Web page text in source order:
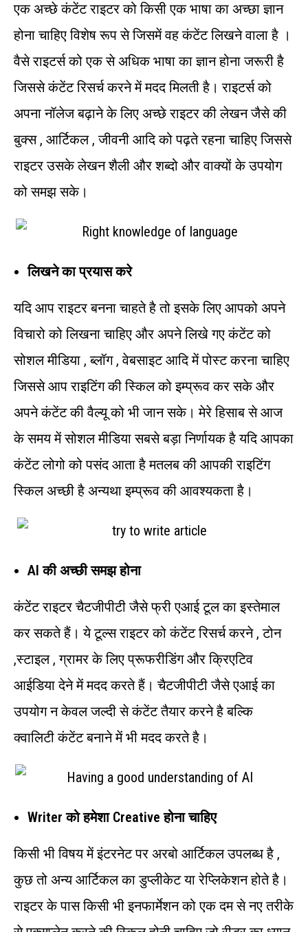
एक अच्छे कंटेंट राइटर को किसी एक भाषा का अच्छा ज्ञान
होना चाहिए विशेष रूप से जिसमें वह कंटेंट लिखने वाला है ।
वैसे राइटर्स को एक से अधिक भाषा का ज्ञान होना जरूरी है
जिससे कंटेंट रिसर्च करने में मदद मिलती है। राइटर्स को
अपना नॉलेज बढ़ाने के लिए अच्छे राइटर की लेखन जैसे की
बुक्स , आर्टिकल , जीवनी आदि को पढ़ते रहना चाहिए जिससे
राइटर उसके लेखन शैली और शब्दो और वाक्यों के उपयोग
को समझ सके।
लिखने का प्रयास करे
यदि आप राइटर बनना चाहते है तो इसके लिए आपको अपने
विचारो को लिखना चाहिए और अपने लिखे गए कंटेंट को
सोशल मीडिया , ब्लॉग , वेबसाइट आदि में पोस्ट करना चाहिए
जिससे आप राइटिंग की स्किल को इम्प्रूव कर सके और
अपने कंटेंट की वैल्यू को भी जान सके। मेरे हिसाब से आज
के समय में सोशल मीडिया सबसे बड़ा निर्णायक है यदि आपका
कंटेंट लोगो को पसंद आता है मतलब की आपकी राइटिंग
स्किल अच्छी है अन्यथा इम्प्रूव की आवश्यकता है।
AI की अच्छी समझ होना
कंटेंट राइटर चैटजीपीटी जैसे फ्री एआई टूल का इस्तेमाल
कर सकते हैं। ये टूल्स राइटर को कंटेंट रिसर्च करने , टोन
,स्टाइल , ग्रामर के लिए प्रूफरीडिंग और क्रिएटिव
आईडिया देने में मदद करते हैं। चैटजीपीटी जैसे एआई का
उपयोग न केवल जल्दी से कंटेंट तैयार करने है बल्कि
क्वालिटी कंटेंट बनाने में भी मदद करते है।
Writer को हमेशा Creative होना चाहिए
किसी भी विषय में इंटरनेट पर अरबो आर्टिकल उपलब्ध है ,
कुछ तो अन्य आर्टिकल का डुप्लीकेट या रेप्लिकेशन होते है।
राइटर के पास किसी भी इनफार्मेशन को एक दम से नए तरीके